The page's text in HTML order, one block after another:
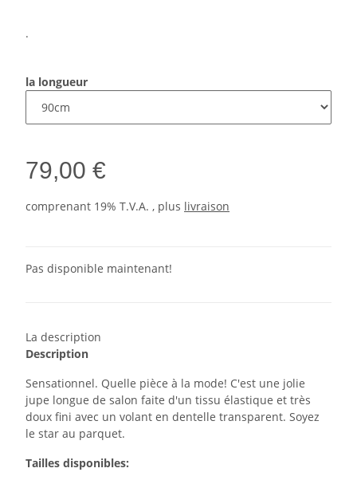
.
la longueur
79,00 €
comprenant 19% T.V.A. , plus livraison
Pas disponible maintenant!
La description
Description
Sensationnel. Quelle pièce à la mode! C'est une jolie
jupe longue de salon faite d'un tissu élastique et très
doux fini avec un volant en dentelle transparent. Soyez
le star au parquet.
Tailles disponibles: